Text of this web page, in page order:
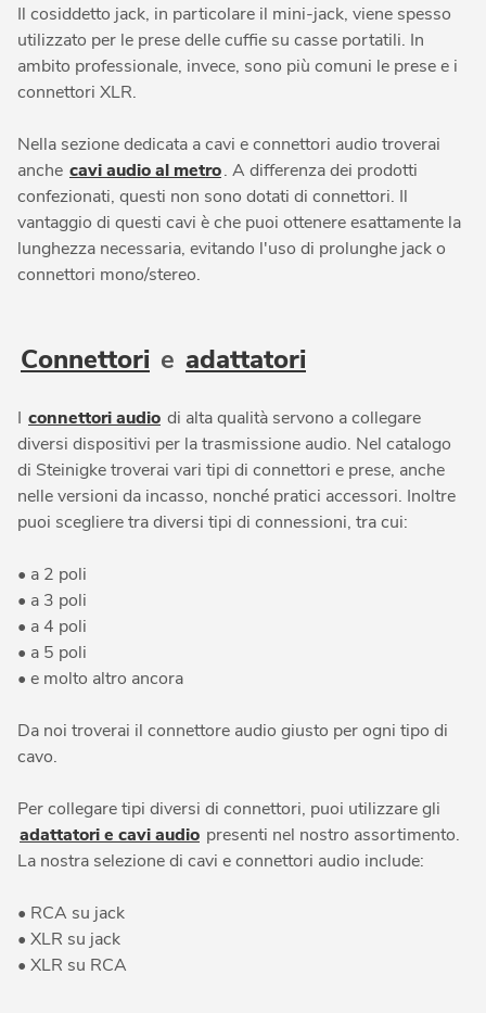
Il cosiddetto jack, in particolare il mini-jack, viene spesso
utilizzato per le prese delle cuffie su casse portatili. In
ambito professionale, invece, sono più comuni le prese e i
connettori XLR.
Nella sezione dedicata a cavi e connettori audio troverai
anche cavi audio al metro. A differenza dei prodotti
confezionati, questi non sono dotati di connettori. Il
vantaggio di questi cavi è che puoi ottenere esattamente la
lunghezza necessaria, evitando l'uso di prolunghe jack o
connettori mono/stereo.
Connettori e adattatori
I connettori audio di alta qualità servono a collegare
diversi dispositivi per la trasmissione audio. Nel catalogo
di Steinigke troverai vari tipi di connettori e prese, anche
nelle versioni da incasso, nonché pratici accessori. Inoltre
puoi scegliere tra diversi tipi di connessioni, tra cui:
• a 2 poli
• a 3 poli
• a 4 poli
• a 5 poli
• e molto altro ancora
Da noi troverai il connettore audio giusto per ogni tipo di
cavo.
Per collegare tipi diversi di connettori, puoi utilizzare gli
adattatori e cavi audio presenti nel nostro assortimento.
La nostra selezione di cavi e connettori audio include:
• RCA su jack
• XLR su jack
• XLR su RCA